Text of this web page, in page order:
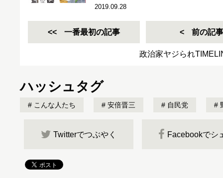
2019.09.28
一番最初の記事 前の記事
政治家ヤジられ
ハッシュタグ
こんな人たち 安倍晋三 自民党
Twitterでつぶやく Facebookでシ